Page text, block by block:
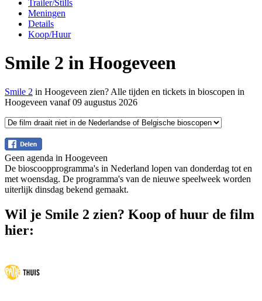
Trailer/Stills
Meningen
Details
Koop/Huur
Smile 2 in Hoogeveen
Smile 2 in Hoogeveen zien? Alle tijden en tickets in bioscopen in
Hoogeveen vanaf 09 augustus 2026
Geen agenda in Hoogeveen
De bioscoopprogramma's in Nederland lopen van donderdag tot en
met woensdag. De programma's van de nieuwe speelweek worden
uiterlijk dinsdag bekend gemaakt.
Wil je Smile 2 zien? Koop of huur de film
hier: